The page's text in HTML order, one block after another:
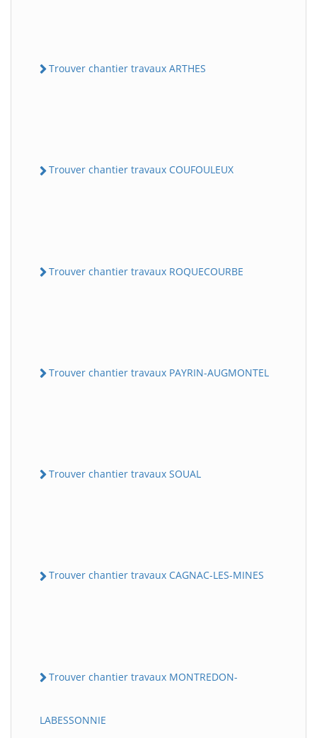
Trouver chantier travaux ARTHES
Trouver chantier travaux COUFOULEUX
Trouver chantier travaux ROQUECOURBE
Trouver chantier travaux PAYRIN-AUGMONTEL
Trouver chantier travaux SOUAL
Trouver chantier travaux CAGNAC-LES-MINES
Trouver chantier travaux MONTREDON-
LABESSONNIE